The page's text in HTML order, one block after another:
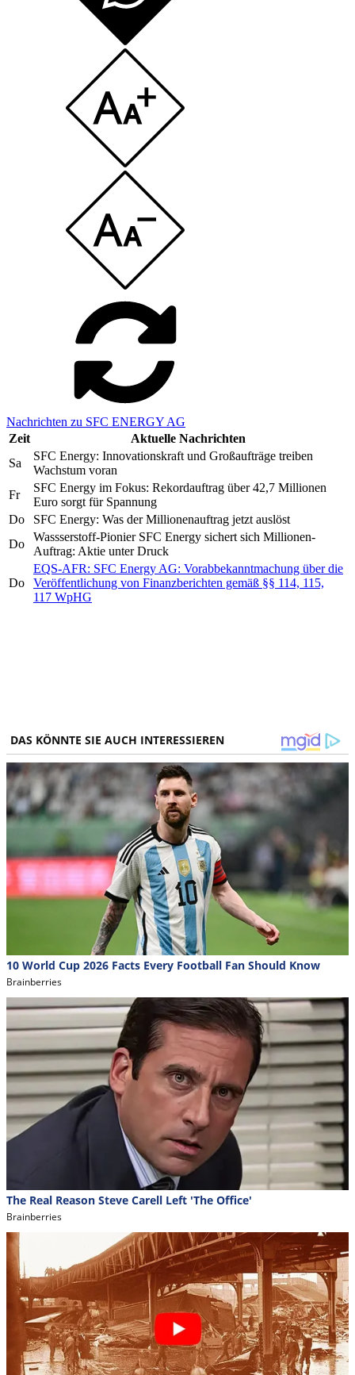
Nachrichten zu SFC ENERGY AG
Zeit
Aktuelle Nachrichten
Sa
SFC Energy: Innovationskraft und Großaufträge treiben
Wachstum voran
Fr
SFC Energy im Fokus: Rekordauftrag über 42,7 Millionen
Euro sorgt für Spannung
Do
SFC Energy: Was der Millionenauftrag jetzt auslöst
Do
Wassserstoff-Pionier SFC Energy sichert sich Millionen-
Auftrag: Aktie unter Druck
Do
EQS-AFR: SFC Energy AG: Vorabbekanntmachung über die
Veröffentlichung von Finanzberichten gemäß §§ 114, 115,
117 WpHG